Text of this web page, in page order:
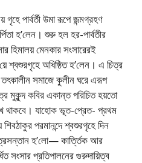
গৃহে পার্বর্তী উমা রূপে জন্মগ্রহণ
হ’লেন। শুরু হল হর-পার্বতীর
হিমালয় মেনকার সংসারেরই
শ্বশুরগৃহে অধিষ্ঠিত হ’লেন। এ চিত্র
সমাজে কুলীন ঘরে এরূপ
মুকুন্দ কবির একান্ত পরিচিত হয়তো
থাকবে। যাহোক ভূত-প্রেত- প্রথম
পরমানন্দে শ্বশুরগৃহে দিন
হ’লো— কার্ত্তিক আর
সংসার প্রতিপালনের গুরুদায়িত্ব